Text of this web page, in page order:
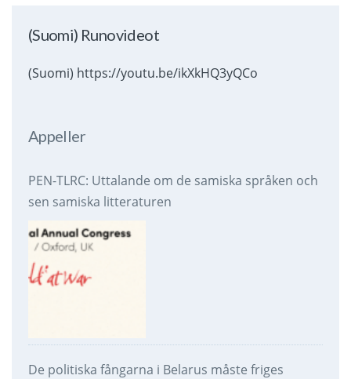
(Suomi) Runovideot
(Suomi) https://youtu.be/ikXkHQ3yQCo
Appeller
PEN-TLRC: Uttalande om de samiska språken och
sen samiska litteraturen
De politiska fångarna i Belarus måste friges